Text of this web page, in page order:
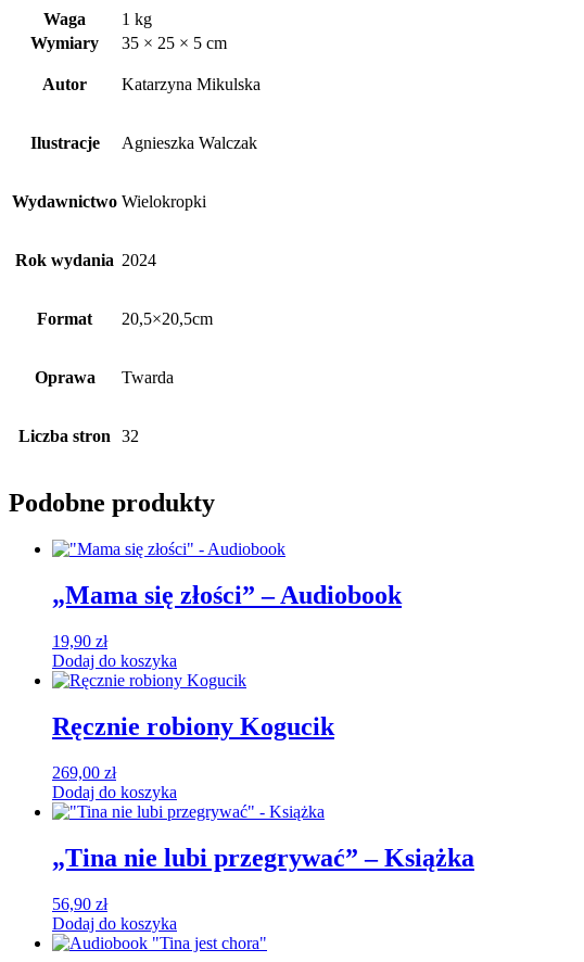
Waga
1 kg
Wymiary
35 × 25 × 5 cm
Autor Katarzyna Mikulska
Ilustracje Agnieszka Walczak
Wydawnictwo Wielokropki
Rok wydania 2024
Format 20,5×20,5cm
Oprawa Twarda
Liczba stron 32
Podobne produkty
„Mama się złości” – Audiobook
19,90 zł
Dodaj do koszyka
Ręcznie robiony Kogucik
269,00 zł
Dodaj do koszyka
„Tina nie lubi przegrywać” – Książka
56,90 zł
Dodaj do koszyka